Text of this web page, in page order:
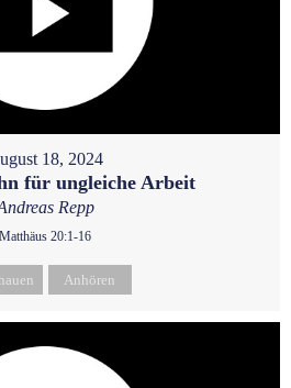
18, 2024
für ungleiche Arbeit
Repp
Matthäus 20:1-16
Anhören